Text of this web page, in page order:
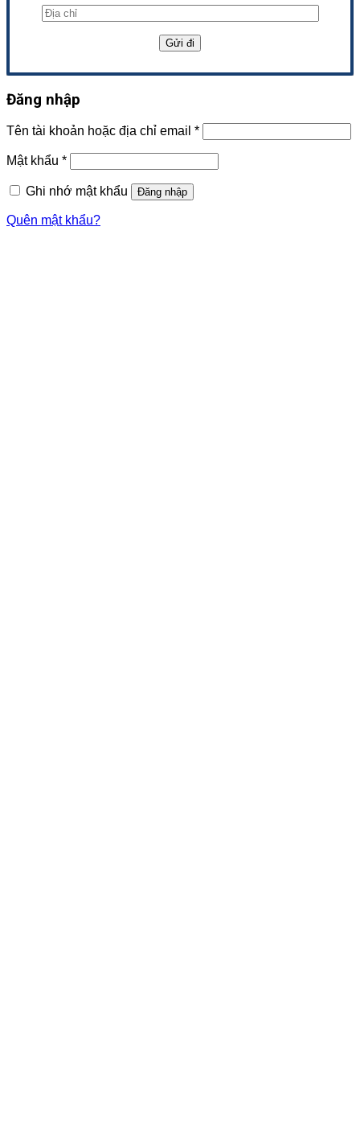
Đăng nhập
Tên tài khoản hoặc địa chỉ email *
Mật khẩu *
Ghi nhớ mật khẩu Đăng nhập
Quên mật khẩu?